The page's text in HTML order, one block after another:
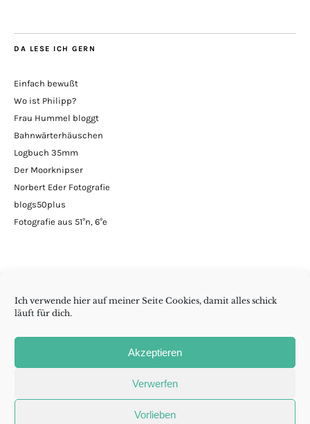
Ich verwende hier auf meiner Seite Cookies, damit alles schick
läuft für dich.
Akzeptieren
Verwerfen
Vorlieben
DA LESE ICH GERN
Einfach bewußt
Wo ist Philipp?
Frau Hummel bloggt
Bahnwärterhäuschen
Logbuch 35mm
Der Moorknipser
Norbert Eder Fotografie
blogs50plus
Fotografie aus 51°n, 6°e
Aurelia
Richtlinie